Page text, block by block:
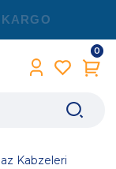
0
Kabzeleri